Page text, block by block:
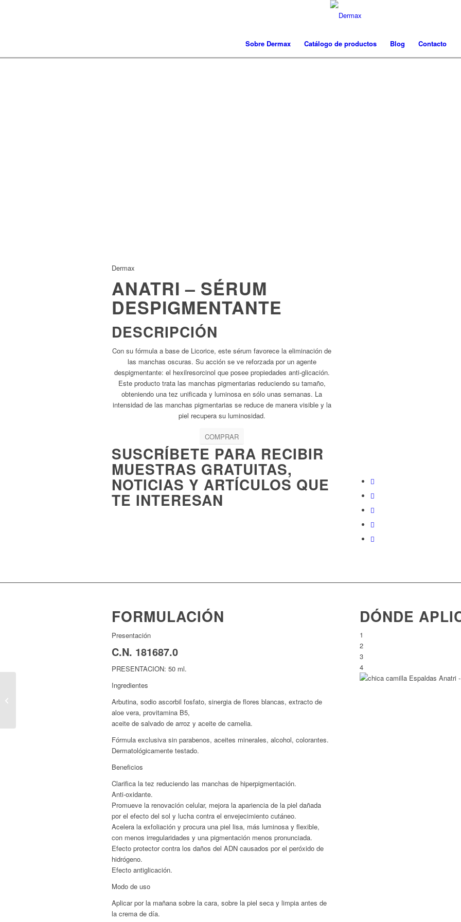
Sobre Dermax Catálogo de productos Blog Contacto
Dermax
ANATRI – SÉRUM
DESPIGMENTANTE
DESCRIPCIÓN
Con su fórmula a base de Licorice, este sérum favorece la eliminación de
las manchas oscuras. Su acción se ve reforzada por un agente
despigmentante: el hexilresorcinol que posee propiedades anti-glicación.
Este producto trata las manchas pigmentarias reduciendo su tamaño,
obteniendo una tez unificada y luminosa en sólo unas semanas. La
intensidad de las manchas pigmentarias se reduce de manera visible y la
piel recupera su luminosidad.
COMPRAR
SUSCRÍBETE PARA RECIBIR
MUESTRAS GRATUITAS,
NOTICIAS Y ARTÍCULOS QUE
TE INTERESAN
FORMULACIÓN
Presentación
C.N. 181687.0
PRESENTACION: 50 ml.
Ingredientes
Arbutina, sodio ascorbil fosfato, sinergia de flores blancas, extracto de
aloe vera, provitamina B5,
aceite de salvado de arroz y aceite de camelia.
Fórmula exclusiva sin parabenos, aceites minerales, alcohol, colorantes.
Dermatológicamente testado.
Beneficios
Clarifica la tez reduciendo las manchas de hiperpigmentación.
Anti-oxidante.
Promueve la renovación celular, mejora la apariencia de la piel dañada
por el efecto del sol y lucha contra el envejecimiento cutáneo.
Acelera la exfoliación y procura una piel lisa, más luminosa y flexible,
con menos irregularidades y una pigmentación menos pronunciada.
Efecto protector contra los daños del ADN causados por el peróxido de
hidrógeno.
Efecto antiglicación.
Modo de uso
Aplicar por la mañana sobre la cara, sobre la piel seca y limpia antes de
la crema de día.
DÓNDE
1
2
3
4